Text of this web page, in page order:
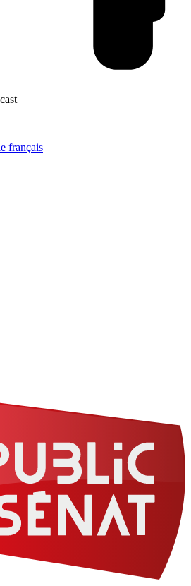
français